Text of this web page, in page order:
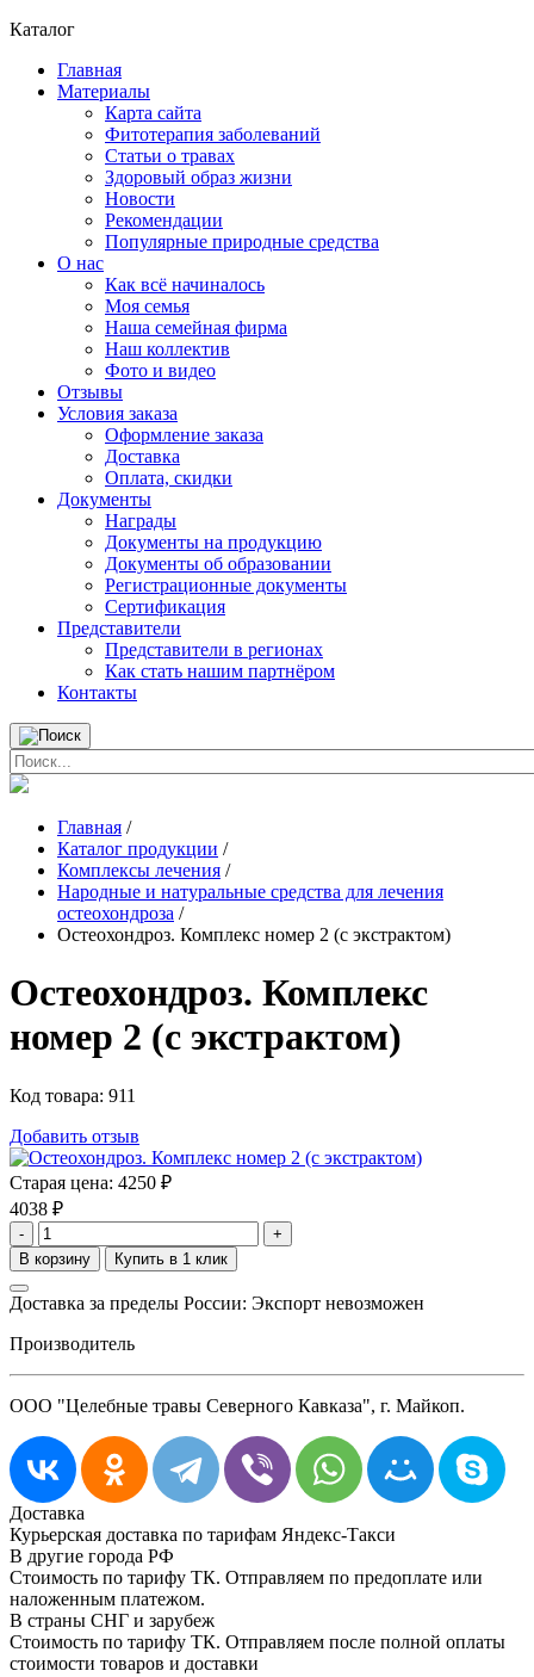
Каталог
Главная
Материалы
Карта сайта
Фитотерапия заболеваний
Статьи о травах
Здоровый образ жизни
Новости
Рекомендации
Популярные природные средства
О нас
Как всё начиналось
Моя семья
Наша семейная фирма
Наш коллектив
Фото и видео
Отзывы
Условия заказа
Оформление заказа
Доставка
Оплата, скидки
Документы
Награды
Документы на продукцию
Документы об образовании
Регистрационные документы
Сертификация
Представители
Представители в регионах
Как стать нашим партнёром
Контакты
Главная /
Каталог продукции /
Комплексы лечения /
Народные и натуральные средства для лечения
остеохондроза /
Остеохондроз. Комплекс номер 2 (с экстрактом)
Остеохондроз. Комплекс
номер 2 (с экстрактом)
Код товара: 911
Добавить отзыв
Старая цена: 4250 ₽
4038 ₽
- +
Доставка за пределы России: Экспорт невозможен
Производитель
ООО "Целебные травы Северного Кавказа", г. Майкоп.
Доставка
Курьерская доставка по тарифам Яндекс-Такси
В другие города РФ
Стоимость по тарифу ТК. Отправляем по предоплате или
наложенным платежом.
В страны СНГ и зарубеж
Стоимость по тарифу ТК. Отправляем после полной оплаты
стоимости товаров и доставки